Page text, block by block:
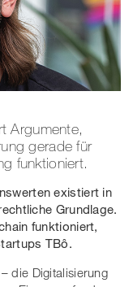
Argumente,
gerade für
funktioniert.
existiert in
Grundlage.
funktioniert,
TBô.
die Digitalisierung